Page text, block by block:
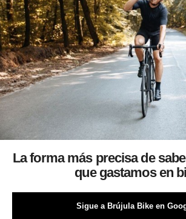
La forma más precisa de
que gastamos en
Sigue a Brújula Bike en